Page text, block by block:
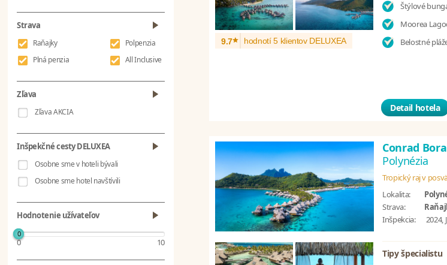
Strava
Raňajky
Plná penzia
Polpenzia
All Inclusive
Zľava
Zľava AKCIA
Inšpekčné cesty DELUXEA
Osobne sme v hoteli bývali
Osobne sme hotel navštívili
Hodnotenie užívateľov
0
0 10
9.7* hodnotí 5 klientov DELUXEA
Štýlové
Moorea
Belostné
Detail hotela
Conrad
Polynézia
Tropický raj v
Lokalita:
Strava:
Inšpekcia:
2024,
Tipy špecialistu